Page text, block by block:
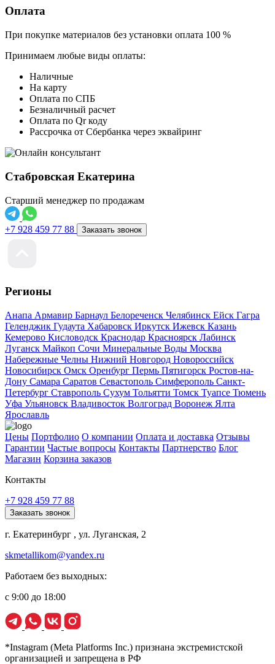
Оплата
При покупке материалов без установки оплата 100 %
Принимаем любые виды оплаты:
Наличные
На карту
Оплата по СПБ
Безналичный расчет
Оплата по Qr коду
Рассрочка от Сбербанка через эквайринг
Стабровская Екатерина
Старший менеджер по продажам
+7 928 459 77 88 Заказать звонок
Регионы
Анапа Армавир Барнаул Белореченск Челябинск Ейск Гагра
Геленджик Гудаута Хабаровск Иркутск Ижевск Казань
Кемерово Кисловодск Краснодар Красноярск Лабинск
Луганск Майкоп Сочи Минеральные Воды Москва
Набережные Челны Нижний Новгород Новороссийск
Новосибирск Омск Оренбург Пермь Пятигорск Ростов-на-
Дону Самара Саратов Севастополь Симферополь Санкт-
Петербург Ставрополь Сухум Тольятти Томск Туапсе Тюмень
Уфа Ульяновск Владивосток Волгоград Воронеж Ялта
Ярославль
Цены Портфолио О компании Оплата и доставка Отзывы
Гарантии Частые вопросы Контакты Партнерство Блог
Магазин Корзина заказов
Контакты
+7 928 459 77 88
Заказать звонок
г. Екатеринбург , ул. Луганская, 2
skmetallikom@yandex.ru
Работаем без выходных:
с 9:00 до 18:00
*Instagram (Meta Platforms Inc.) признана экстремистской
организацией и запрещена в РФ